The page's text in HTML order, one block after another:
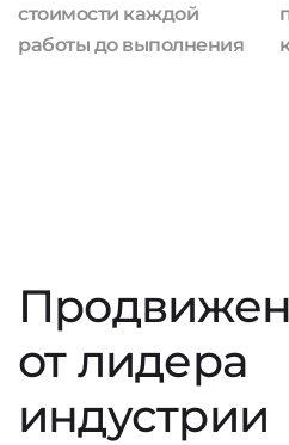
стоимости каждой
работы до выполнения
от лидера
индустрии